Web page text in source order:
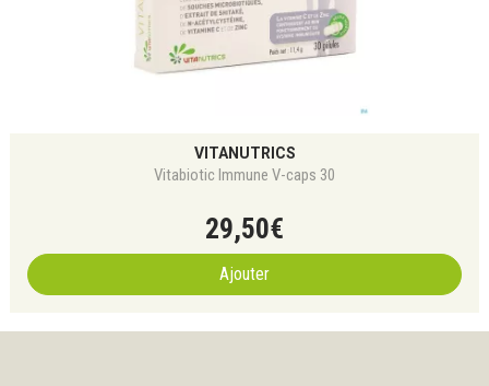
VITANUTRICS
Vitabiotic Immune V-caps 30
29,50€
Ajouter